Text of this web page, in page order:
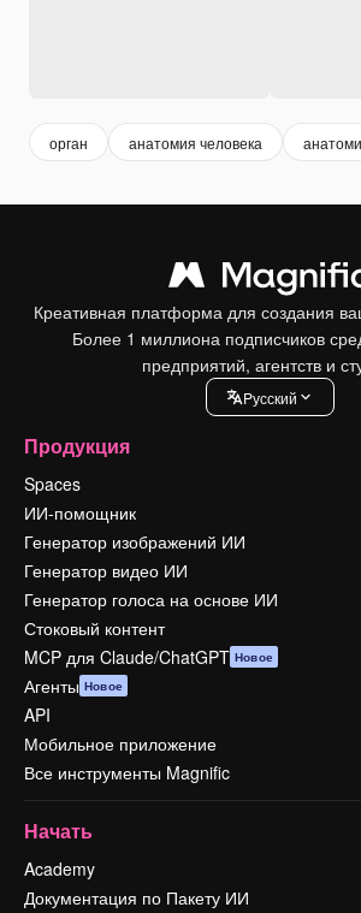
орган анатомия человека
Креативная платформа для создания
Более 1 миллиона подписчиков
предприятий, агентств и
Pусский
Продукция
Spaces
ИИ-помощник
Генератор изображений ИИ
Генератор видео ИИ
Генератор голоса на основе ИИ
Стоковый контент
MCP для Claude/ChatGPT Новое
Агенты Новое
API
Мобильное приложение
Все инструменты Magnific
Начать
Academy
Документация по Пакету ИИ